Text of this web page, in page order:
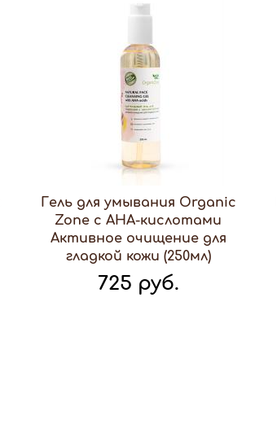
Гель для умывания Organic
Zone с АНА-кислотами
Активное очищение для
гладкой кожи (250мл)
725 руб.